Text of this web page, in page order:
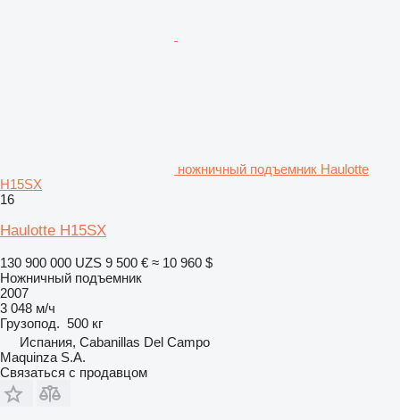
ножничный подъемник Haulotte
H15SX
16
Haulotte H15SX
130 900 000 UZS 9 500 € ≈ 10 960 $
Ножничный подъемник
2007
3 048 м/ч
Грузопод. 500 кг
Испания, Cabanillas Del Campo
Maquinza S.A.
Связаться с продавцом